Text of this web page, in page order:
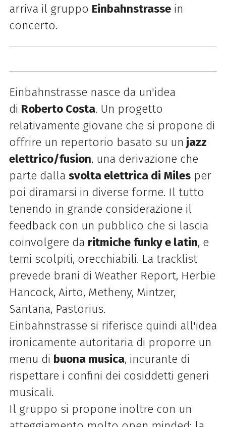
arriva il gruppo Einbahnstrassein
concerto.
Einbahnstrasse nasce da un'idea
di Roberto Costa. Un progetto
relativamente giovane che si propone di
offrire un repertorio basato su un jazz
elettrico/fusion, una derivazione che
parte dalla svolta elettrica di Milesper
poi diramarsi in diverse forme. Il tutto
tenendo in grande considerazione il
feedback con un pubblico che si lascia
coinvolgere da ritmiche funky e latin, e
temi scolpiti, orecchiabili. La tracklist
prevede brani di Weather Report, Herbie
Hancock, Airto, Metheny, Mintzer,
Santana, Pastorius.
Einbahnstrasse si riferisce quindi all'idea
ironicamente autoritaria di proporre un
menu di buona musica, incurante di
rispettare i confini dei cosiddetti generi
musicali.
Il gruppo si propone inoltre con un